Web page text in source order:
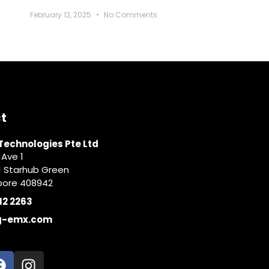
February 12, 2025 No Comments
Pte Ltd
1
Starhub Green
408942
2263
emx.com